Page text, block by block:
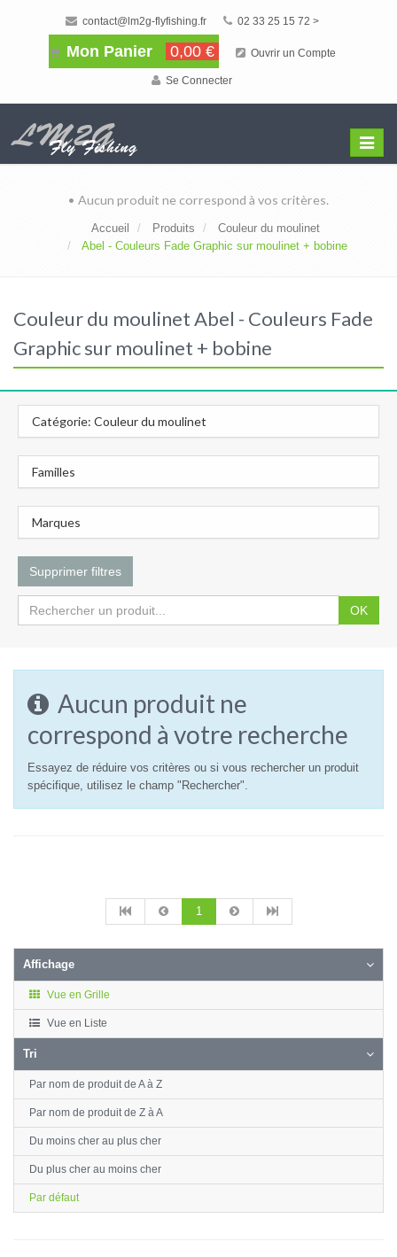
contact@lm2g-flyfishing.fr 02 33 25 15 72 >
Mon Panier 0,00 € Ouvrir un Compte
Se Connecter
Menu
• Aucun produit ne correspond à vos critères.
Accueil Produits
Couleur du moulinet
Abel - Couleurs Fade Graphic sur moulinet + bobine
Couleur du moulinet Abel - Couleurs Fade
Graphic sur moulinet + bobine
Catégorie: Couleur du moulinet
Familles
Marques
Supprimer filtres
OK
Aucun produit ne
correspond à votre recherche
Essayez de réduire vos critères ou si vous rechercher un produit
spécifique, utilisez le champ "Rechercher".
1
Affichage
Vue en Grille
Vue en Liste
Tri
Par nom de produit de A à Z
Par nom de produit de Z à A
Du moins cher au plus cher
Du plus cher au moins cher
Par défaut